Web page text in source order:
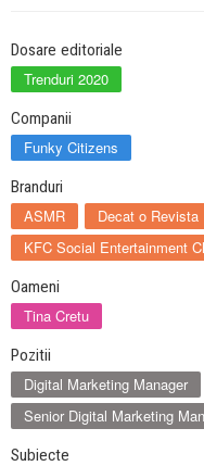
Dosare editoriale
Trenduri 2020
Companii
Funky Citizens
Branduri
ASMR Decat o Revista
KFC Social Entertainment
Oameni
Tina Cretu
Pozitii
Digital Marketing Manager
Senior Digital Marketing
Subiecte